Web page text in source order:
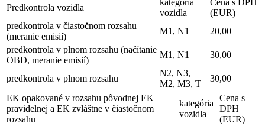
Predkontrola vozidla
kategória
vozidla
Cena s DPH
(EUR)
predkontrola v čiastočnom rozsahu
(meranie emisií)
M1, N1
20,00
predkontrola v plnom rozsahu (načítanie
OBD, meranie emisií)
M1, N1 30,00
predkontrola v plnom rozsahu
N2, N3,
M2, M3, T
30,00
EK opakované v rozsahu pôvodnej EK
pravidelnej a EK zvláštne v čiastočnom
rozsahu
kategória
vozidla
Cena s
DPH
(EUR)